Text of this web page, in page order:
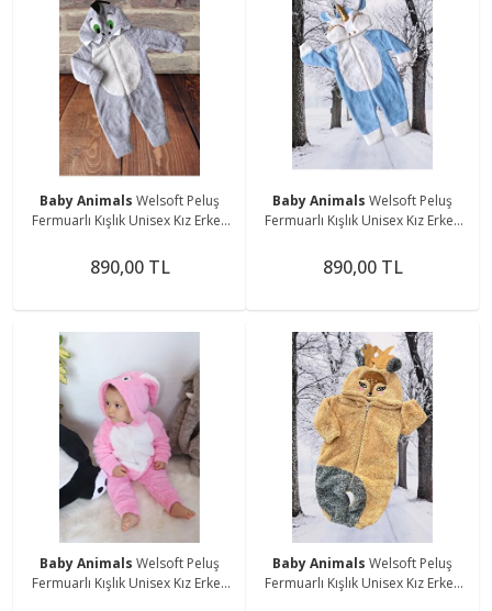
Baby Animals Welsoft Peluş
Fermuarlı Kışlık Unisex Kız Erkek
Tulumu Çocuk Tulumu Kostümü
890,00 TL
Baby Animals Welsoft Peluş
Fermuarlı Kışlık Unisex Kız Erkek
Tulumu Çocuk Tulumu Kostümü
890,00 TL
Baby Animals Welsoft Peluş
Fermuarlı Kışlık Unisex Kız Erkek
Baby Animals Welsoft Peluş
Fermuarlı Kışlık Unisex Kız Erkek